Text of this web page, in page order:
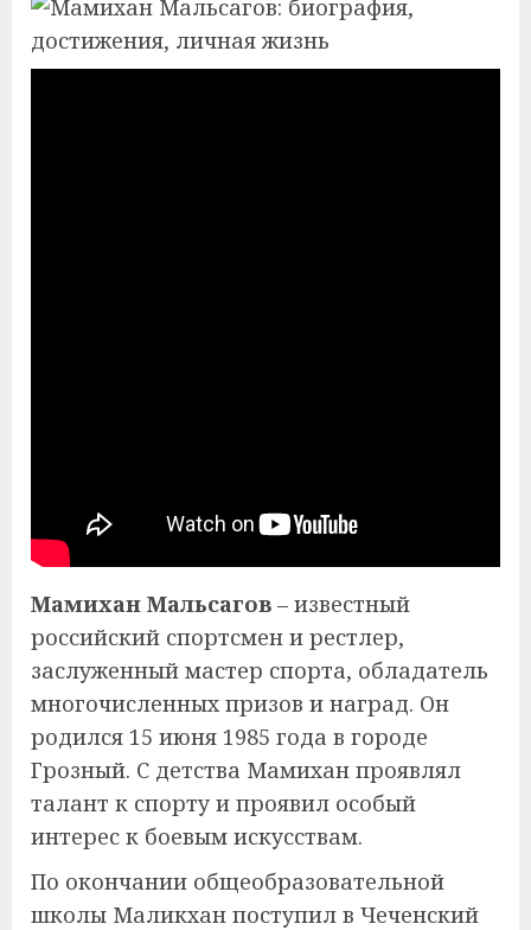
Мамихан Мальсагов – известный
российский спортсмен и рестлер,
заслуженный мастер спорта, обладатель
многочисленных призов и наград. Он
родился 15 июня 1985 года в городе
Грозный. С детства Мамихан проявлял
талант к спорту и проявил особый
интерес к боевым искусствам.
По окончании общеобразовательной
школы Маликхан поступил в Чеченский